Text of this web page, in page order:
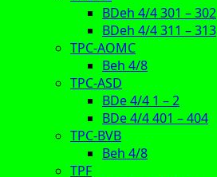
BDeh 4/4 301 – 302
BDeh 4/4 311 – 313
TPC-AOMC
Beh 4/8
TPC-ASD
BDe 4/4 1 – 2
BDe 4/4 401 – 404
TPC-BVB
Beh 4/8
TPF